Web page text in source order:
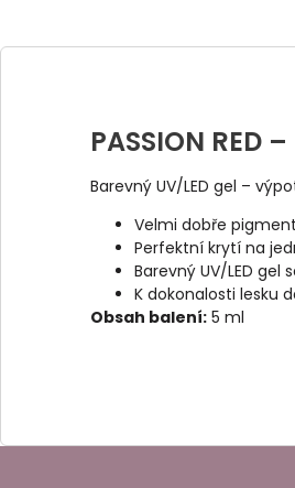
PASSION RED
Barevný UV/LED gel –
Velmi dobře
Perfektní krytí na
Barevný UV/LED
K dokonalosti lesku
Obsah balení: 5 ml